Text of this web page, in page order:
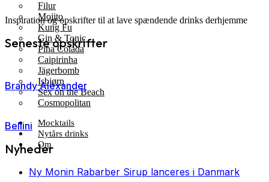
Filur
Mojito
Kung Fu
Gin & Tonic
Pina Colada
Caipirinha
Jägerbomb
Isbjørn
Sex on the Beach
Cosmopolitan
Mocktails
Nytårs drinks
Om
Inspiration og opskrifter til at lave spændende drinks derhjemme
Seneste opskrifter
Brandy Alexander
Bellini
Nyheder
Ny Monin Rabarber Sirup lanceres i Danmark